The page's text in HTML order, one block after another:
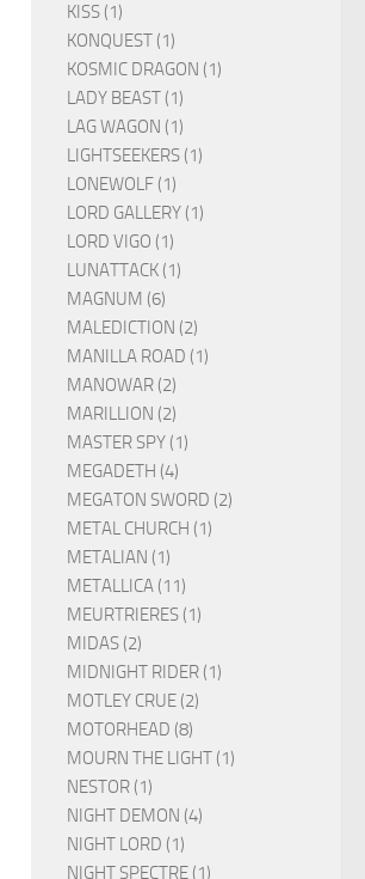
KISS (1)
KONQUEST (1)
KOSMIC DRAGON (1)
LADY BEAST (1)
LAG WAGON (1)
LIGHTSEEKERS (1)
LONEWOLF (1)
LORD GALLERY (1)
LORD VIGO (1)
LUNATTACK (1)
MAGNUM (6)
MALEDICTION (2)
MANILLA ROAD (1)
MANOWAR (2)
MARILLION (2)
MASTER SPY (1)
MEGADETH (4)
MEGATON SWORD (2)
METAL CHURCH (1)
METALIAN (1)
METALLICA (11)
MEURTRIERES (1)
MIDAS (2)
MIDNIGHT RIDER (1)
MOTLEY CRUE (2)
MOTORHEAD (8)
MOURN THE LIGHT (1)
NESTOR (1)
NIGHT DEMON (4)
NIGHT LORD (1)
NIGHT SPECTRE (1)